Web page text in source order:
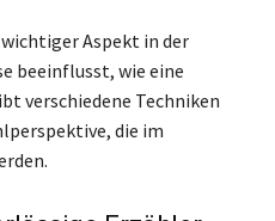
Aspekt in der
beeinflusst, wie eine
verschiedene Techniken
die im